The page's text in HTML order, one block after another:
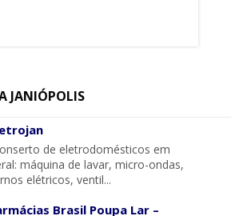
JANIÓPOLIS
de eletrodomésticos em
máquina de lavar, micro-ondas,
elétricos, ventil...
Brasil Poupa Lar –